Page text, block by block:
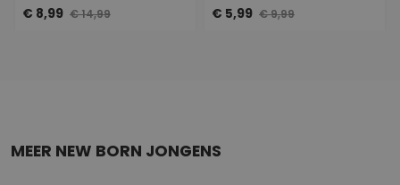
€ 8,99 € 14,99
€ 5,99 € 9,99
MEER NEW BORN JONGENS